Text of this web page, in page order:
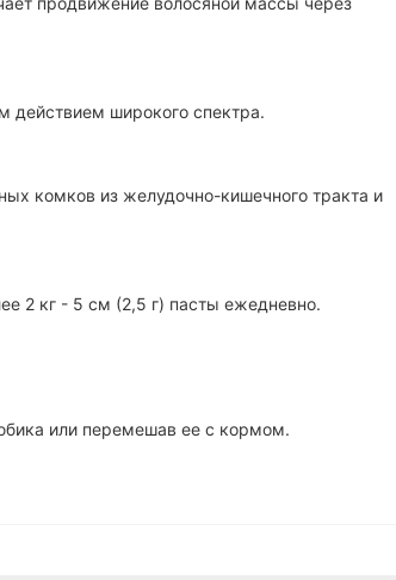
широкого спектра.
комков из желудочно-кишечного тракта и
2 кг - 5 см (2,5 г) пасты ежедневно.
или перемешав ее с кормом.